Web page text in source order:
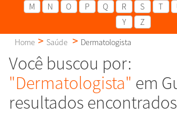
M
N O P Q R S T
Y
Z
Home
Saúde Dermatologista
Você buscou por:
"Dermatologista" em
resultados encontrados